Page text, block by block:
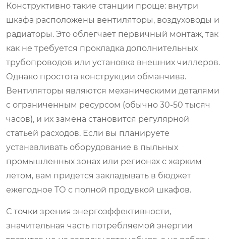
Конструктивно такие станции проще: внутри
шкафа расположены вентиляторы, воздуховоды и
радиаторы. Это облегчает первичный монтаж, так
как не требуется прокладка дополнительных
трубопроводов или установка внешних чиллеров.
Однако простота конструкции обманчива.
Вентиляторы являются механическими деталями
с ограниченным ресурсом (обычно 30-50 тысяч
часов), и их замена становится регулярной
статьей расходов. Если вы планируете
устанавливать оборудование в пыльных
промышленных зонах или регионах с жарким
летом, вам придется закладывать в бюджет
ежегодное ТО с полной продувкой шкафов.
С точки зрения энергоэффективности,
значительная часть потребляемой энергии